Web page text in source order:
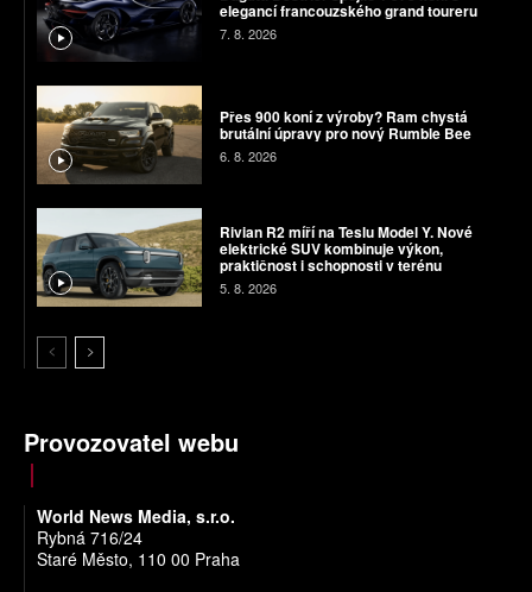
elegancí francouzského grand toureru
7. 8. 2026
Přes 900 koní z výroby? Ram chystá
brutální úpravy pro nový Rumble Bee
6. 8. 2026
Rivian R2 míří na Teslu Model Y. Nové
elektrické SUV kombinuje výkon,
praktičnost i schopnosti v terénu
5. 8. 2026
Provozovatel webu
World News Media, s.r.o.
Rybná 716/24
Staré Město, 110 00 Praha